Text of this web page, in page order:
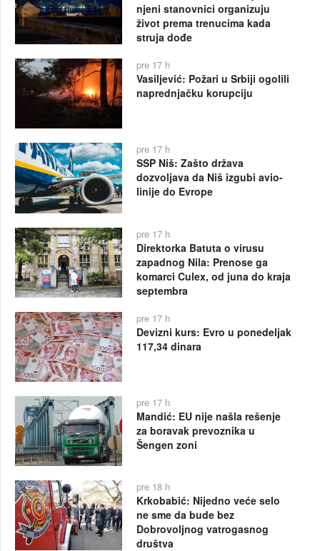
njeni stanovnici organizuju
život prema trenucima kada
struja dođe
pre 17 h
Vasiljević: Požari u Srbiji ogolili
naprednjačku korupciju
pre 17 h
SSP Niš: Zašto država
dozvoljava da Niš izgubi avio-
linije do Evrope
pre 17 h
Direktorka Batuta o virusu
zapadnog Nila: Prenose ga
komarci Culex, od juna do kraja
septembra
pre 17 h
Devizni kurs: Evro u ponedeljak
117,34 dinara
pre 17 h
Mandić: EU nije našla rešenje
za boravak prevoznika u
Šengen zoni
pre 18 h
Krkobabić: Nijedno veće selo
ne sme da bude bez
Dobrovoljnog vatrogasnog
društva